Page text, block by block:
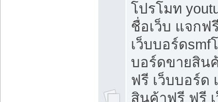
โปรโมท
ชื่อเว็บ แจกฟ
เว็บบอร์ดsmf
บอร์ดขายสิน
ฟรี เว็บบอร์ด
สินค้าฟรี ฟรี